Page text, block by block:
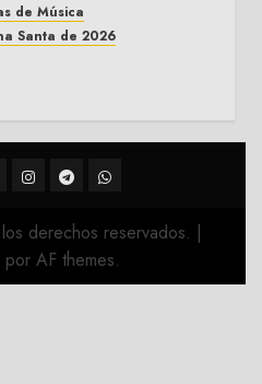
de Música
Santa de 2026
FEBRERO DE 2026
0
Instagram
TelegramWhatsApp
derechos reservados. |
por AF themes.